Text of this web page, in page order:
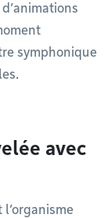
symphonique
avec